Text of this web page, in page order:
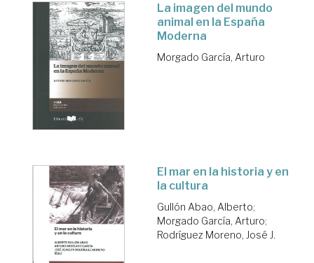
La imagen del mundo
animal en la España
Moderna
Morgado García, Arturo
El mar en la historia y en
la cultura
Gullón Abao, Alberto;
Morgado García, Arturo;
Rodríguez Moreno, José J.